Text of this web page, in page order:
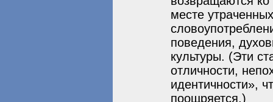
месте
поведения,
культуры. (Эти
отличности,
идентичности»,
поощряется.)